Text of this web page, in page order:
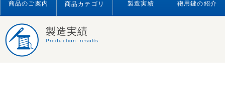
商品のご案内 商品カテゴリ 製造実績 鞄用鍵の紹介
製造実績
Production_results